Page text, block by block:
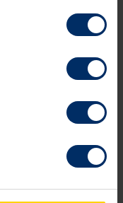
50 mm. Geschikt
door de wand van